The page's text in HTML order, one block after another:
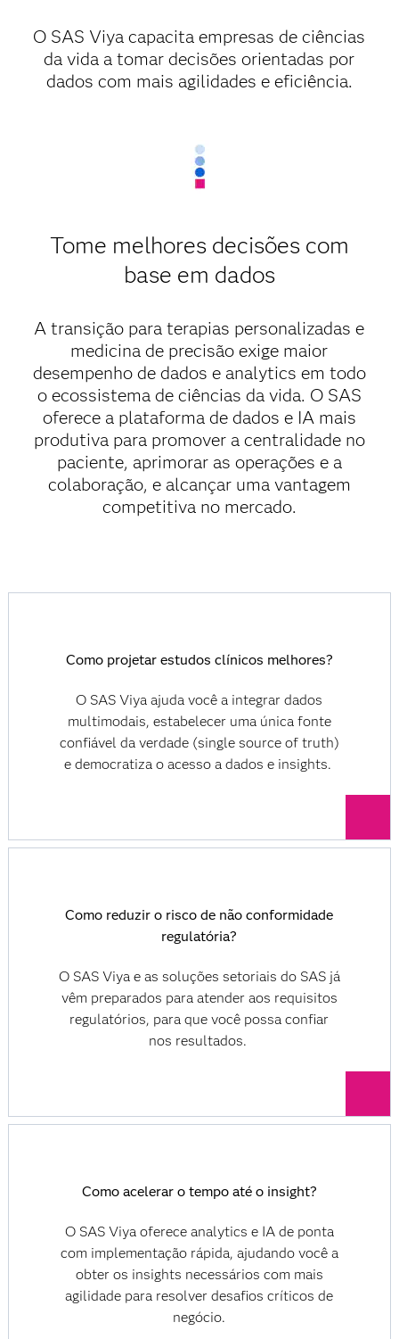
O SAS Viya capacita empresas de ciências
da vida a tomar decisões orientadas por
dados com mais agilidades e eficiência.
Tome melhores decisões com
base em dados
A transição para terapias personalizadas e
medicina de precisão exige maior
desempenho de dados e analytics em todo
o ecossistema de ciências da vida. O SAS
oferece a plataforma de dados e IA mais
produtiva para promover a centralidade no
paciente, aprimorar as operações e a
colaboração, e alcançar uma vantagem
competitiva no mercado.
Como projetar estudos clínicos melhores?
O SAS Viya ajuda você a integrar dados
multimodais, estabelecer uma única fonte
confiável da verdade (single source of truth)
e democratiza o acesso a dados e insights.
Como reduzir o risco de não conformidade
regulatória?
O SAS Viya e as soluções setoriais do SAS já
vêm preparados para atender aos requisitos
regulatórios, para que você possa confiar
nos resultados.
Como acelerar o tempo até o insight?
O SAS Viya oferece analytics e IA de ponta
com implementação rápida, ajudando você a
obter os insights necessários com mais
agilidade para resolver desafios críticos de
negócio.